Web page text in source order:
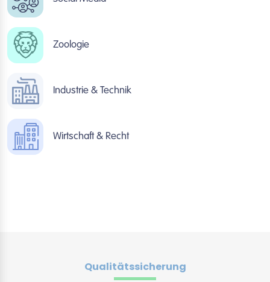
Zoologie
Industrie & Technik
Wirtschaft & Recht
Qualitätssicherung